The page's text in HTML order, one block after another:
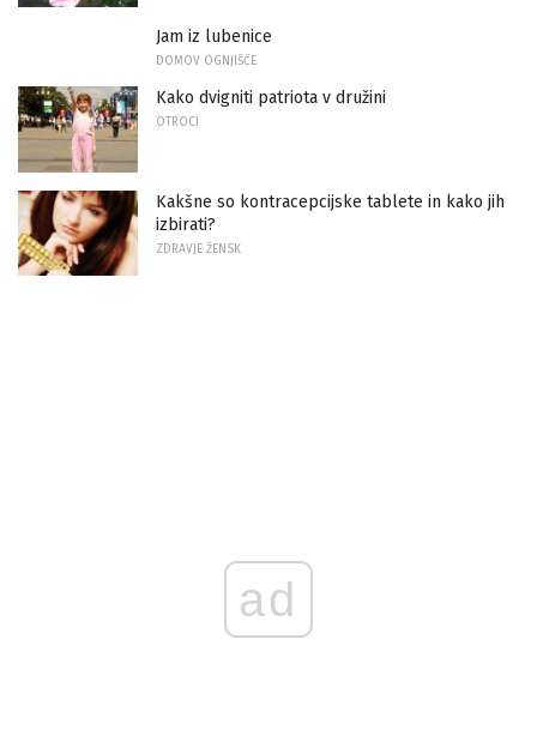
Jam iz lubenice
DOMOV OGNJIŠČE
Kako dvigniti patriota v družini
OTROCI
Kakšne so kontracepcijske tablete in kako jih
izbirati?
ZDRAVJE ŽENSK
ad